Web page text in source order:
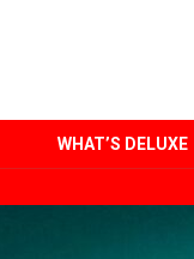
WHAT’S DELUXE